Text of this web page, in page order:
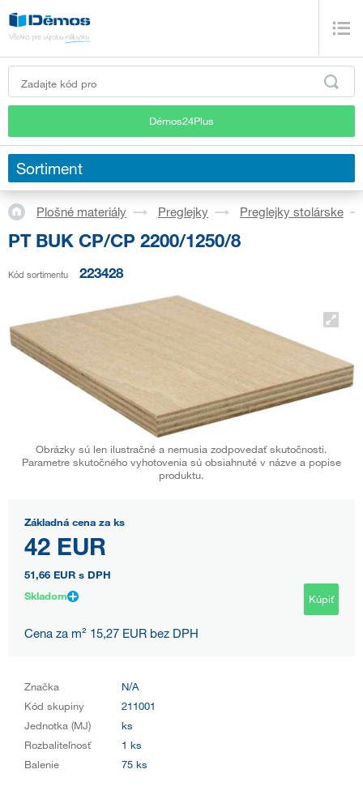
Démos24Plus
Sortiment
Plošné materiály Preglejky Preglejky stolárske
PT BUK CP/CP 2200/1250/8
Kód sortimentu 223428
Obrázky sú len ilustračné a nemusia zodpovedať skutočnosti.
Parametre skutočného vyhotovenia sú obsiahnuté v názve a popise
produktu.
Základná cena za ks
42 EUR
51,66 EUR s DPH
Skladom
Kúpiť
Cena za m² 15,27 EUR bez DPH
Značka
N/A
Kód skupiny
211001
Jednotka (MJ)
ks
Rozbaliteľnosť
1 ks
Balenie
75 ks